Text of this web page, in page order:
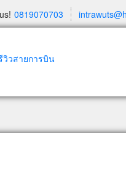
0819070703
วิวสายการบิน